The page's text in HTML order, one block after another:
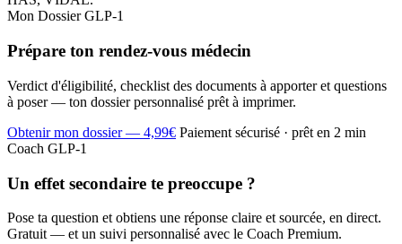
Mon Dossier GLP-1
Prépare ton rendez-vous médecin
Verdict d'éligibilité, checklist des documents à apporter et questions
à poser — ton dossier personnalisé prêt à imprimer.
Obtenir mon dossier — 4,99€ Paiement sécurisé · prêt en 2 min
Coach GLP-1
Un effet secondaire te preoccupe ?
Pose ta question et obtiens une réponse claire et sourcée, en direct.
Gratuit — et un suivi personnalisé avec le Coach Premium.